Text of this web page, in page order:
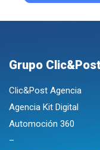
Grupo Clic&Post
Clic&Post Agencia
Agencia Kit Digital
Automoción 360
–